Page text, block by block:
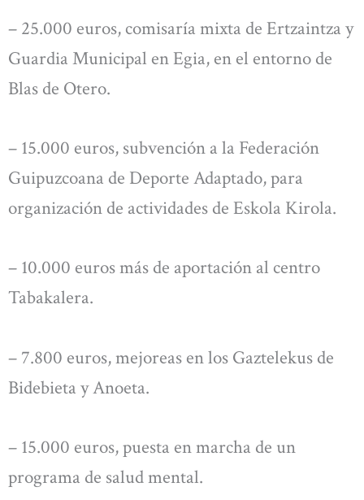
– 25.000 euros, comisaría mixta de Ertzaintza y
Guardia Municipal en Egia, en el entorno de
Blas de Otero.
– 15.000 euros, subvención a la Federación
Guipuzcoana de Deporte Adaptado, para
organización de actividades de Eskola Kirola.
– 10.000 euros más de aportación al centro
Tabakalera.
– 7.800 euros, mejoreas en los Gaztelekus de
Bidebieta y Anoeta.
– 15.000 euros, puesta en marcha de un
programa de salud mental.